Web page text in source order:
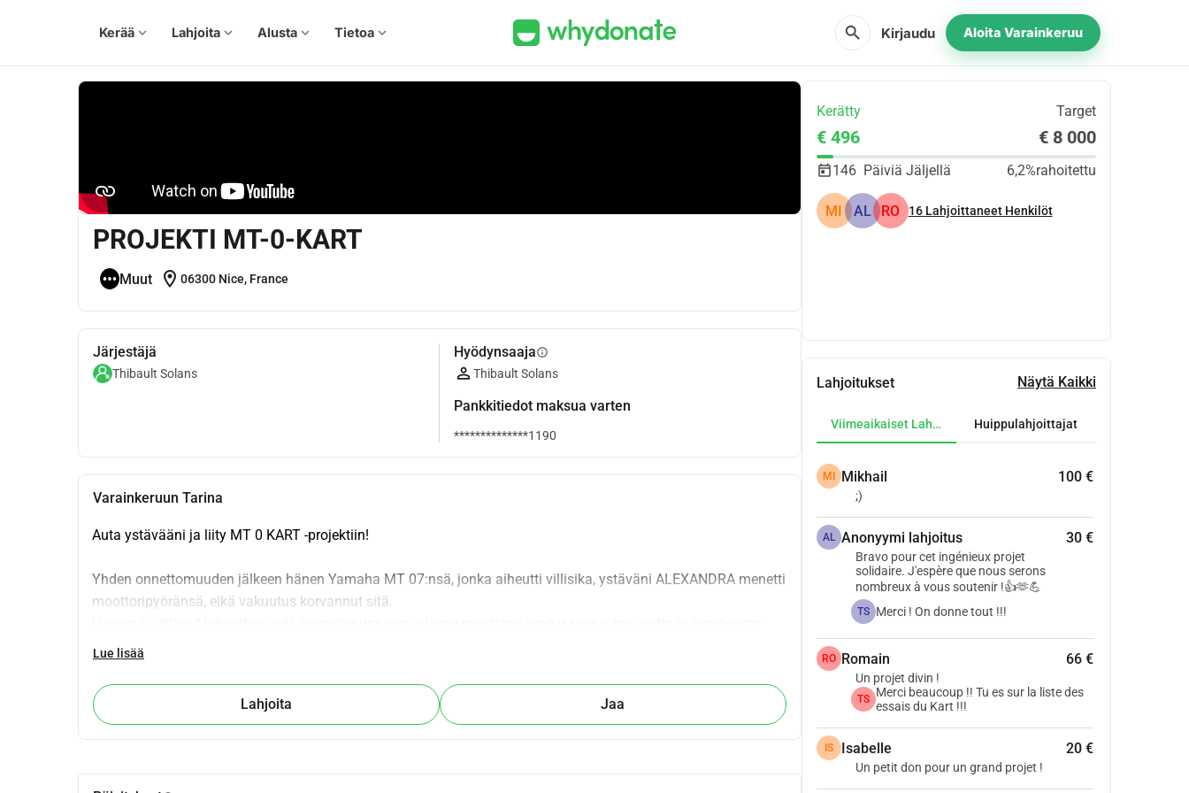
Kerää expand_more Lahjoita expand_more Alusta expand_more Tietoa expand_more search Kirjaudu Aloita Varainkeruu
PROJEKTI MT-0-KART
Muut location_on 06300 Nice, France
Järjestäjä
Thibault Solans
Hyödynsaajainfo
Thibault Solans
Pankkitiedot maksua varten
**************1190
Varainkeruun Tarina
Auta ystävääni ja liity MT 0 KART -projektiin!
Yhden onnettomuuden jälkeen hänen Yamaha MT 07:nsä, jonka aiheutti villisika, ystäväni ALEXANDRA menetti
moottoripyöränsä, eikä vakuutus korvannut sitä.
MT 0 KART -projekti, joka yhdistää yhteisön intohimon ja solidaarisuuden ympärille.
Tavoite (vaihe) n°1: 1 000 mahdollistaa MT 0 KARTin syntymisen ja jatkaa intohimoisten kokoamista ja
inspiroimista.
Lue lisää
Lahjoita Jaa
Kerätty Target
€ 496 € 8 000
146 Päiviä Jäljellä 6,2%rahoitettu
MI AL RO 16 Lahjoittaneet Henkilöt
Lahjoitukset Näytä Kaikki
Viimeaikaiset LahjoituksetHuippulahjoittajat
MI Mikhail 100 €
;)
AL Anonyymi lahjoitus 30 €
Bravo pour cet ingénieux projet
solidaire. J'espère que nous serons
nombreux à vous soutenir !👍🫶💪
TS Merci ! On donne tout !!!
RO Romain 66 €
Un projet divin !
TS
Merci beaucoup !! Tu es sur la liste des
essais du Kart !!!
IS Isabelle 20 €
Un petit don pour un grand projet !